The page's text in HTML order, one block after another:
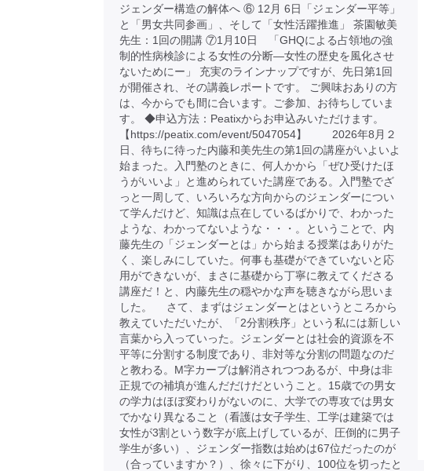
ジェンダー構造の解体へ ⑥ 12月 6日「ジェンダー平等」
と「男女共同参画」、そして「女性活躍推進」 茶園敏美
先生：1回の開講 ⑦1月10日 「GHQによる占領地の強
制的性病検診による女性の分断―女性の歴史を風化させ
ないためにー」 充実のラインナップですが、先日第1回
が開催され、その講義レポートです。 ご興味おありの方
は、今からでも間に合います。ご参加、お待ちしていま
す。 ◆申込方法：Peatixからお申込みいただけます。
【https://peatix.com/event/5047054】 2026年8月２
日、待ちに待った内藤和美先生の第1回の講座がいよいよ
始まった。入門塾のときに、何人かから「ぜひ受けたほ
うがいいよ」と進められていた講座である。入門塾でざ
っと一周して、いろいろな方向からのジェンダーについ
て学んだけど、知識は点在しているばかりで、わかった
ような、わかってないような・・・。ということで、内
藤先生の「ジェンダーとは」から始まる授業はありがた
く、楽しみにしていた。何事も基礎ができていないと応
用ができないが、まさに基礎から丁寧に教えてくださる
講座だ！と、内藤先生の穏やかな声を聴きながら思いま
した。 さて、まずはジェンダーとはというところから
教えていただいたが、「2分割秩序」という私には新しい
言葉から入っていった。ジェンダーとは社会的資源を不
平等に分割する制度であり、非対等な分割の問題なのだ
と教わる。M字カーブは解消されつつあるが、中身は非
正規での補填が進んだだけだということ。15歳での男女
の学力はほぼ変わりがないのに、大学での専攻では男女
でかなり異なること（看護は女子学生、工学は建築では
女性が3割という数字が底上げしているが、圧倒的に男子
学生が多い）、ジェンダー指数は始めは67位だったのが
（合っていますか？）、徐々に下がり、100位を切ったと